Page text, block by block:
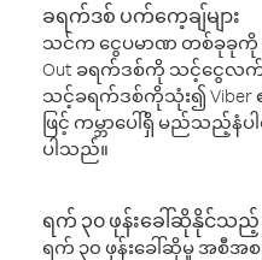
ခရက်ဒစ် ပက်ကေ့ချ်များ
သင်က ငွေပမာဏ တစ်ခုခုကို
Out ခရက်ဒစ်ကို သင့်ငွေလ
သင့်ခရက်ဒစ်ကိုသုံး၍ Viber
ဖြင့် ကမ္ဘာပေါ်ရှိ မည်သည့်နံ
ပါသည်။
ရက် ၃၀ ဖုန်းခေါ်ဆိုနိုင်သည့်
ရက် ၃၀ ဖုန်းခေါ်ဆိုမှု အစီအ